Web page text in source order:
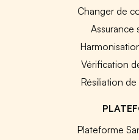
Changer de
Assurance
Vérification
Résiliation
Plateforme